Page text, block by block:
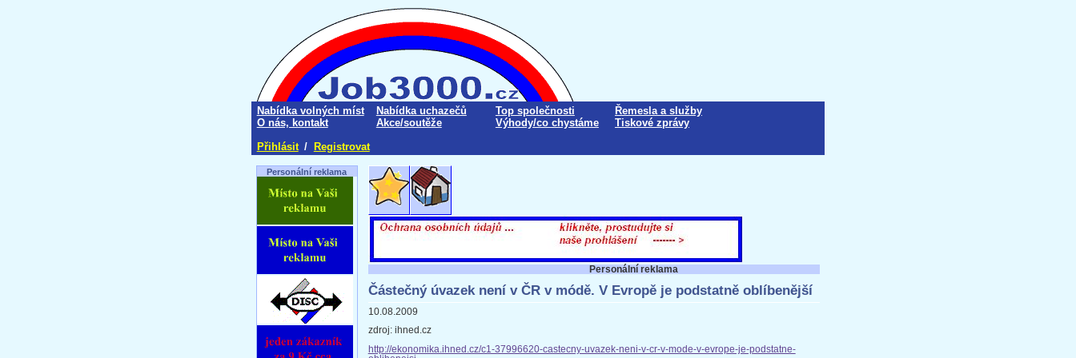
Nabídka volných míst Nabídka uchazečů Top společnosti
Řemesla a služby
O nás, kontakt
Akce/soutěže Výhody/co chystáme
Tiskové zprávy
Přihlásit / Registrovat
Personální reklama
Personální reklama
Částečný úvazek není v ČR v módě. V Evropě je podstatně oblíbenější
10.08.2009
zdroj: ihned.cz
http://ekonomika.ihned.cz/c1-37996620-castecny-uvazek-neni-v-cr-v-mode-v-evrope-je-podstatne-